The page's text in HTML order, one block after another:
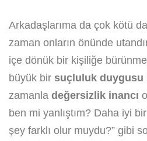
Arkadaşlarıma da çok kötü
zaman onların önünde
içe dönük bir kişiliğe
büyük bir suçluluk duygusu
zamanla değersizlik inancı
ben mi yanlıştım? Daha iyi
şey farklı olur muydu?” gibi